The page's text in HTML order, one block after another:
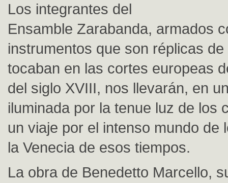
Los integrantes del
Ensamble Zarabanda, armados
instrumentos que son réplicas
tocaban en las cortes europeas
del siglo XVIII, nos llevarán, en
iluminada por la tenue luz de los
un viaje por el intenso mundo de
la Venecia de esos tiempos.
La obra de Benedetto Marcello,